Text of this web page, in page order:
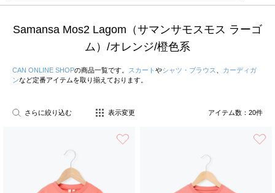
Samansa Mos2 Lagom（サマンサモスモス ラーゴ
ム）/オレンジ/橙色系
CAN ONLINE SHOPの商品一覧です。 スカート やシャツ・ブラウス
カーディガ
ンなど定番アイテムを取り揃えております。
さらに絞り込む 表示変更 アイテム数： 20件